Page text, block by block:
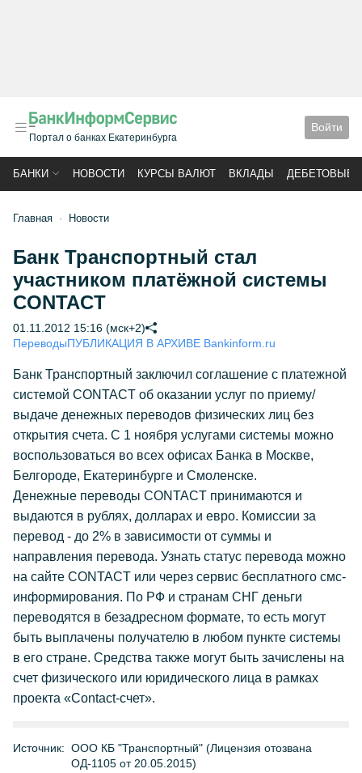
Портал о банках Екатеринбурга
Войти
БАНКИ НОВОСТИ КУРСЫ ВАЛЮТ ВКЛАДЫ ДЕБЕТОВЫЕ
Главная Новости
Банк Транспортный стал
участником платёжной системы
CONTACT
01.11.2012 15:16 (мск+2)
ПереводыПУБЛИКАЦИЯ В АРХИВЕ Bankinform.ru
Банк Транспортный заключил соглашение с платежной
системой CONTACT об оказании услуг по приему/
выдаче денежных переводов физических лиц без
открытия счета. С 1 ноября услугами системы можно
воспользоваться во всех офисах Банка в Москве,
Белгороде, Екатеринбурге и Смоленске.
Денежные переводы CONTACT принимаются и
выдаются в рублях, долларах и евро. Комиссии за
перевод - до 2% в зависимости от суммы и
направления перевода. Узнать статус перевода можно
на сайте CONTACT или через сервис бесплатного смс-
информирования. По РФ и странам СНГ деньги
переводятся в безадресном формате, то есть могут
быть выплачены получателю в любом пункте системы
в его стране. Средства также могут быть зачислены на
счет физического или юридического лица в рамках
проекта «Contact-счет».
Источник: ООО КБ "Транспортный" (Лицензия отозвана
ОД-1105 от 20.05.2015)